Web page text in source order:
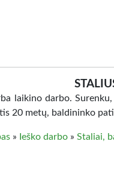
laikino darbo.
20 metų, baldininko
» Ieško darbo » Staliai,